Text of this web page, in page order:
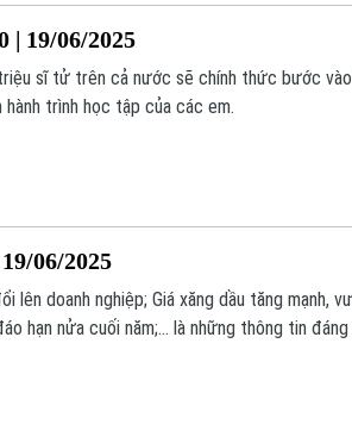
| 19/06/2025
sĩ tử trên cả nước sẽ chính thức bước
trình học tập của các em.
06/2025
lên doanh nghiệp; Giá xăng dầu tăng mạnh,
hạn nửa cuối năm;... là những thông tin